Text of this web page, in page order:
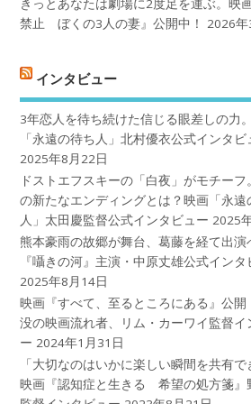
きっとあなたは劇場に2度足を運ぶ。映
禁止 ぼくの3人の妻』公開中！
2026
インタビュー
3年恋人を待ち続けた信じる眼差しの力
「永遠の待ち人」北村優衣公式インタビ
2025年8月22日
ドストエフスキーの「白夜」がモチーフ
の新たなエンディングとは？映画「永遠
人」太田慶監督公式インタビュー 2025
熊本豪雨の故郷が舞台、葛藤を経て出演
『囁きの河』主演・中原丈雄公式インタ
2025年8月14日
映画『すべて、至るところにある』公開
没の映画流れ者、リム・カーワイ監督イ
ー 2024年1月31日
「大切なのはいかに楽しい瞬間を共有で
映画『認知症と生きる 希望の処方箋』